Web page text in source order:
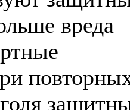
вреда